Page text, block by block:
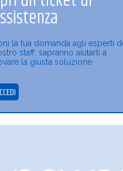
la tua domanda agli esperti
staff: sapranno aiutarti a
la giusta soluzione